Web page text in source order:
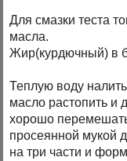
Для смазки теста
масла.
Жир(курдючный) в
Теплую воду
масло растопить и
хорошо
просеянной мукой
на три части и